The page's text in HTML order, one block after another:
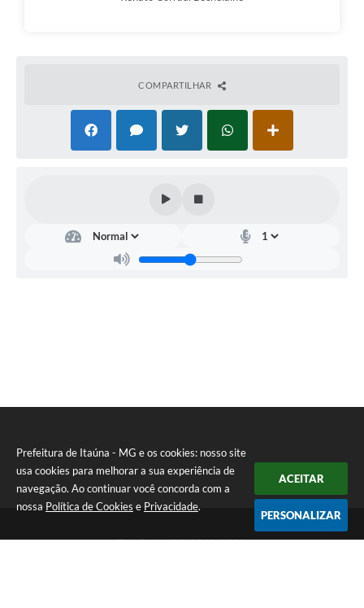
Prefeitura de Itaúna - MG e os cookies: nosso site
usa cookies para melhorar a sua experiência de
navegação. Ao continuar você concorda com a
nossa Política de Cookies e Privacidade.
ACEITAR
PERSONALIZAR
COMPARTILHAR
Telefone: (37) 3249-9500